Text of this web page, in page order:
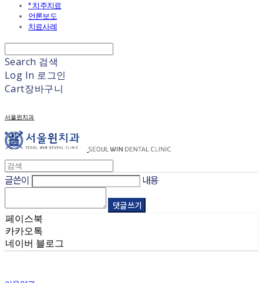
* 치주치료
언론보도
치료사례
Search 검색
Log In 로그인
Cart장바구니
서울윈치과
글쓴이 내용
댓글 쓰기
페이스북
카카오톡
네이버 블로그